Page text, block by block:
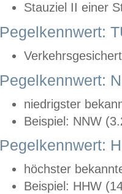
Stauziel II einer
Pegelkennwert:
Pegelkennwert:
niedrigster
Beispiel: NNW
Pegelkennwert:
höchster
Beispiel: HHW